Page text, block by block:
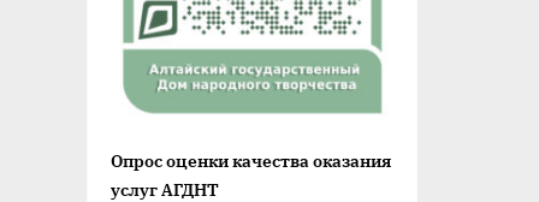
Опрос оценки качества оказания
услуг АГДНТ